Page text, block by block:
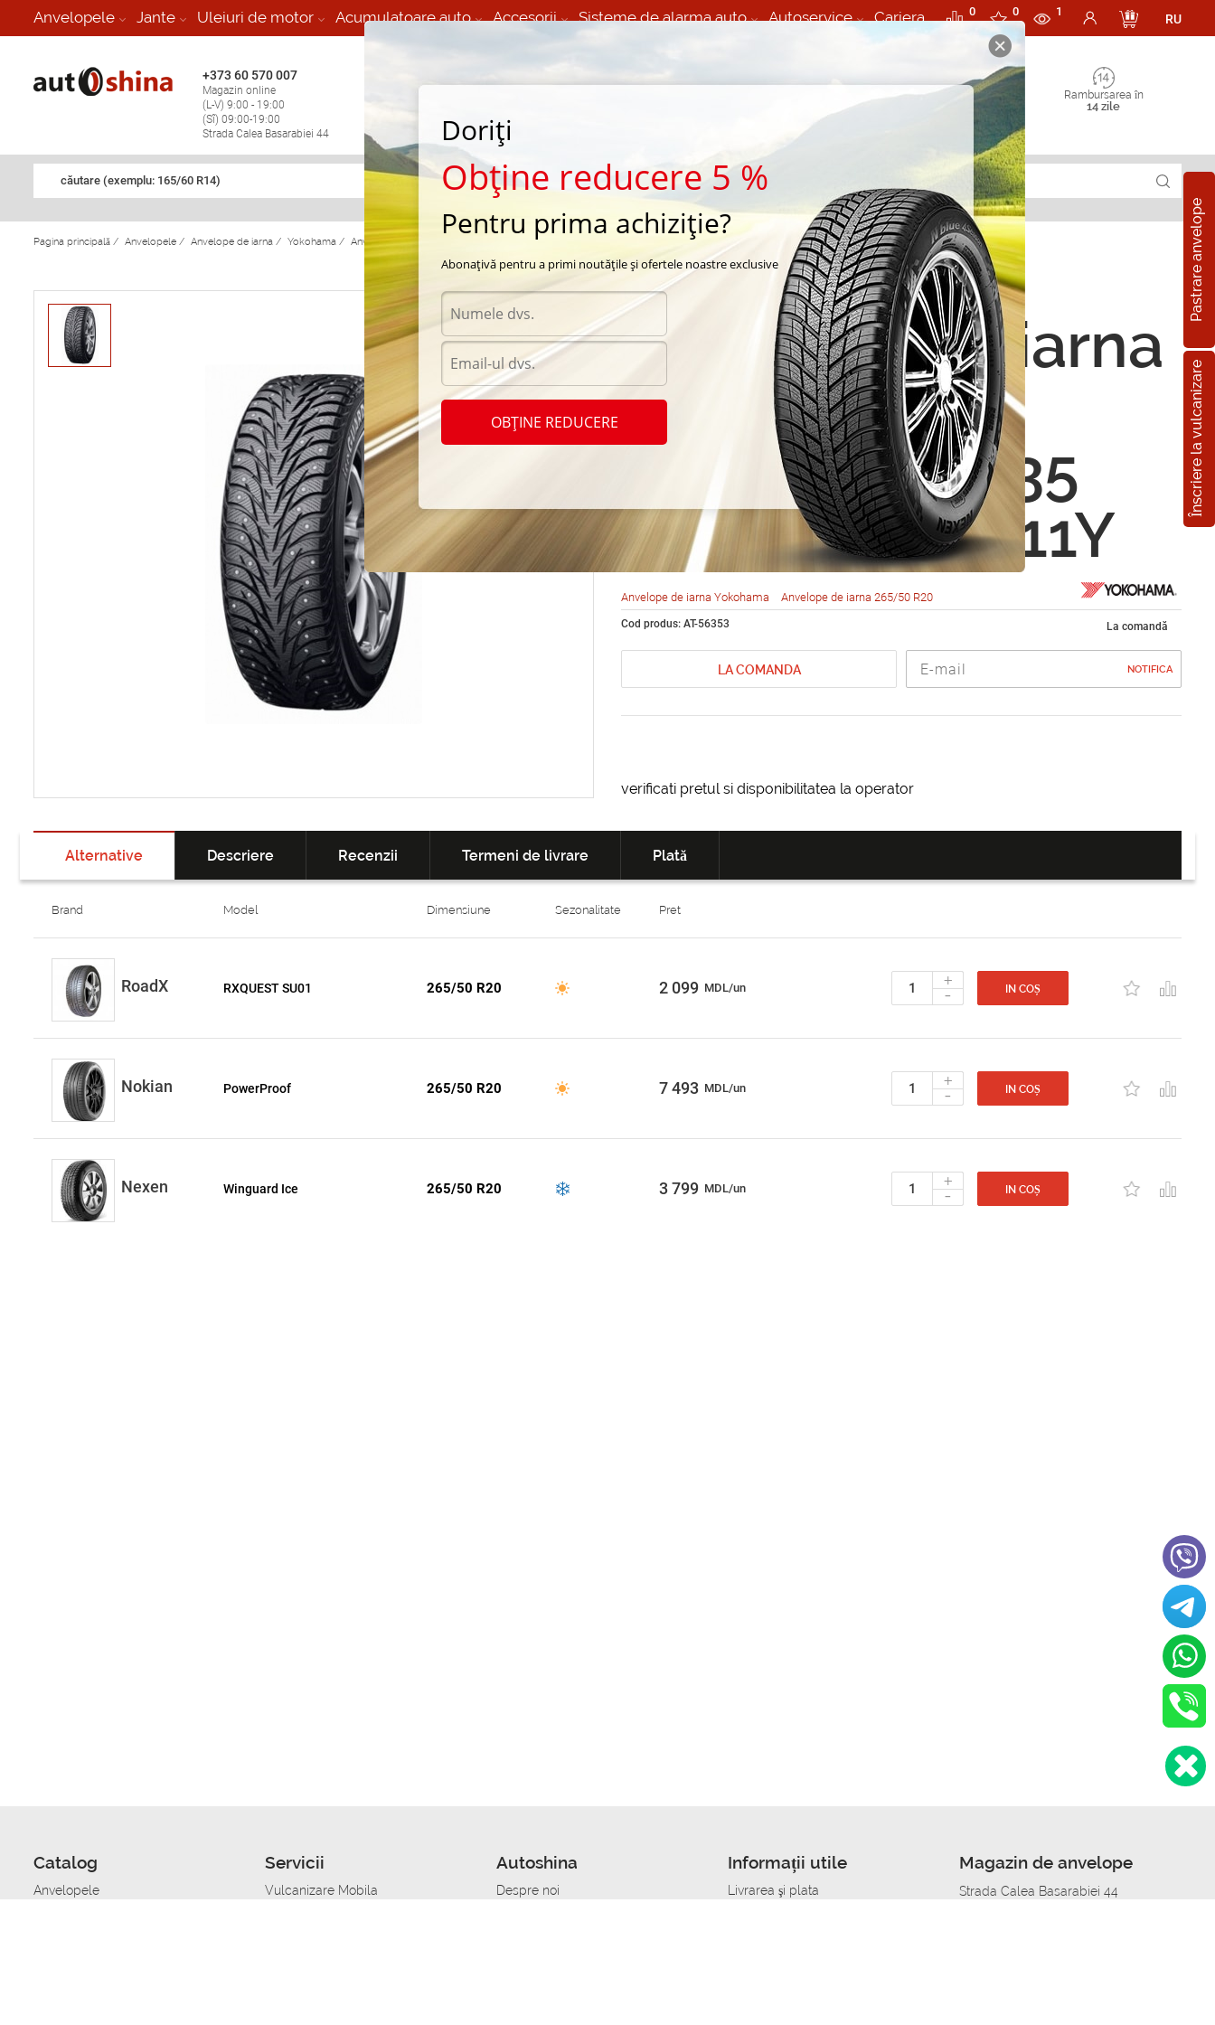
Anvelopele Jante Uleiuri de motor Acumulatoare auto Accesorii Sisteme de alarma auto Autoservice Cariera 0 0 1
RU
+373 60 570 007
Magazin online
(L-V) 9:00 - 19:00
(Sî) 09:00-19:00
Strada Calea Basarabiei 44
Vulcanizare Mobila 24/7 non
Rambursarea în
14 zile
căutare (exemplu: 165/60 R14)
Pastrare anvelope
Înscriere la vulcanizare
Pagina principală / Anvelopele / Anvelope de iarna / Yokohama / Anvelope de iarna Yokohama IceGUARD IG35 Yokohama IceGUARD IG35 265/50 R20 111Y
Anvelope de iarna
Yokohama
IceGUARD IG35
265/50 R20 111Y
Anvelope de iarna Yokohama Anvelope de iarna 265/50 R20
Cod produs: AT-56353 La comandă
LA COMANDA NOTIFICA
verificati pretul si disponibilitatea la operator
Alternative Descriere Recenzii Termeni de livrare Plată
Brand Model Dimensiune Sezonalitate Pret
RoadX RXQUEST SU01 265/50 R20 2 099 MDL/un +
- IN COȘ
Nokian PowerProof 265/50 R20 7 493 MDL/un +
- IN COȘ
Nexen Winguard Ice 265/50 R20 3 799 MDL/un +
- IN COȘ
Catalog
Anvelopele
Servicii
Vulcanizare Mobila
Autoshina
Despre noi
Informații utile
Livrarea şi plata
Magazin de anvelope
Strada Calea Basarabiei 44
Doriți
Obține reducere 5 %
Pentru prima achiziție?
Abonațivă pentru a primi noutățile și ofertele noastre exclusive
OBȚINE REDUCERE